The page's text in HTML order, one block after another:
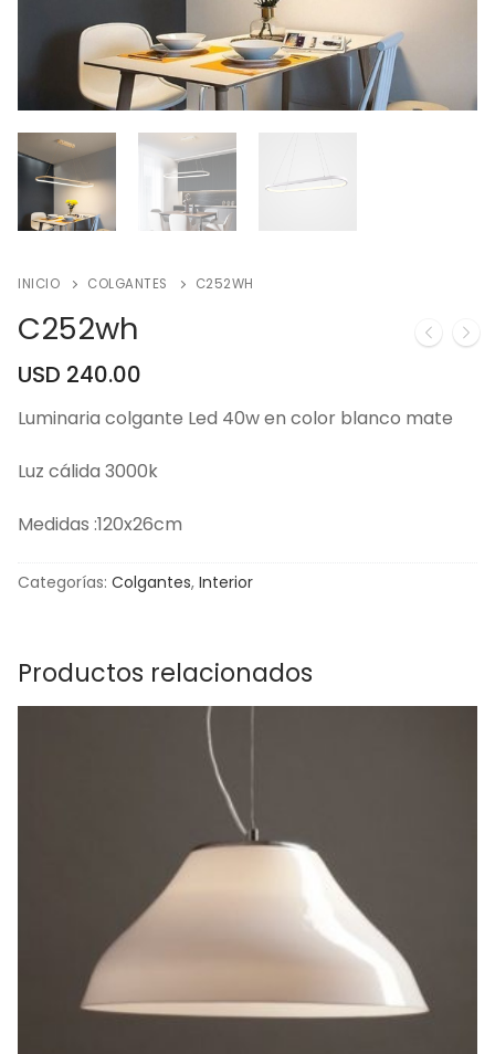
INICIO COLGANTES C252WH
C252wh
USD 240.00
Luminaria colgante Led 40w en color blanco mate
Luz cálida 3000k
Medidas :120x26cm
Categorías: Colgantes, Interior
Productos relacionados